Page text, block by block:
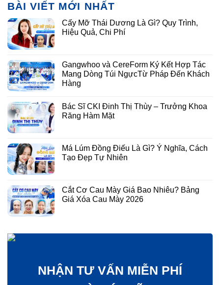
BÀI VIẾT MỚI NHẤT
Cấy Mỡ Thái Dương Là Gì? Quy Trình,
Hiệu Quả, Chi Phí
Gangwhoo và CereForm Ký Kết Hợp Tác
Mang Dòng Túi NgựcTừ Pháp Đến Khách
Hàng
Bác Sĩ CKI Đinh Thị Thùy – Trưởng Khoa
Răng Hàm Mặt
Má Lúm Đồng Điếu Là Gì? Ý Nghĩa, Cách
Tạo Đẹp Tự Nhiên
Cắt Cơ Cau Mày Giá Bao Nhiêu? Bảng
Giá Xóa Cau Mày 2026
NHẬN TƯ VẤN MIỄN PHÍ